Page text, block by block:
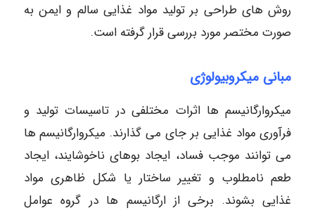
روش های طراحی بر تولید مواد غذایی سالم و ایمن به
صورت مختصر مورد بررسی قرار گرفته است.
مبانی میکروبیولوژی
میکروارگانیسم ها اثرات مختلفی در تاسیسات تولید و
فرآوری مواد غذایی بر جای می گذارند. میکروارگانیسم ها
می توانند موجب فساد، ایجاد بوهای ناخوشایند، ایجاد
طعم نامطلوب و تغییر ساختار یا شکل ظاهری مواد
غذایی بشوند. برخی از ارگانیسم ها در گروه عوامل